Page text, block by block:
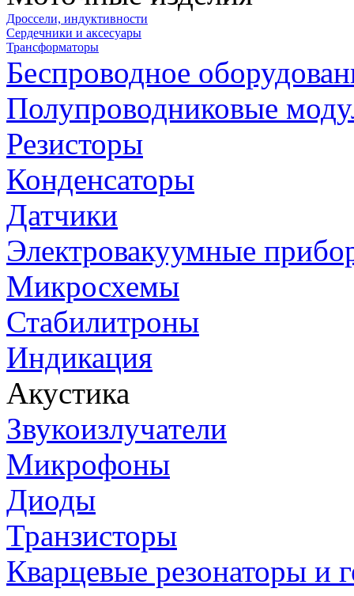
Дроссели, индуктивности
Сердечники и аксесуары
Трансформаторы
Беспроводное
Полупроводниковые
Резисторы
Конденсаторы
Датчики
Электровакуумные
Микросхемы
Стабилитроны
Индикация
Акустика
Звукоизлучатели
Микрофоны
Диоды
Транзисторы
Кварцевые резонаторы и